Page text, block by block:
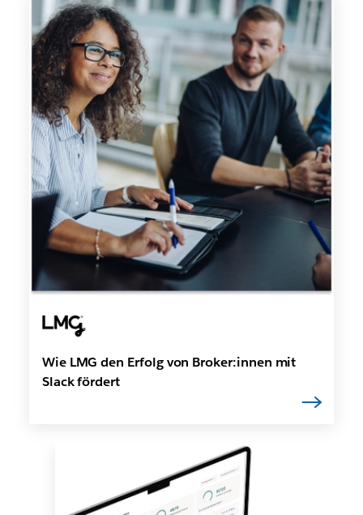
Wie LMG den Erfolg von Broker:innen mit
Slack fördert